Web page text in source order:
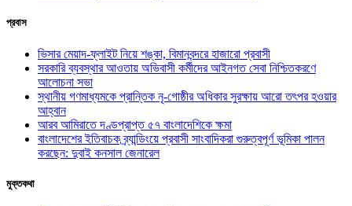
প্রবাস
ভিসার মেয়াদ-ফ্লাইট নিয়ে শঙ্কা, বিমানবন্দরে হাজারো প্রবাসী
সরকারি ব্যবস্থার আওতায় অভিবাসী কর্মীদের আইনগত সেবা নিশ্চিতকরণে
আলোচনা সভা
স্থানীয় গণমাধ্যমকে প্রান্তিক নৃ-গোষ্ঠীর অধিকার সুরক্ষায় আরো তৎপর হওয়ার
আহ্বান
আরব আমিরাতে দণ্ডপ্রাপ্ত ৫৭ বাংলাদেশিকে ক্ষমা
বাংলাদেশের ইতিবাচক ব্র্যান্ডিংয়ে প্রবাসী সাংবাদিকরা গুরুত্বপূর্ণ ভূমিকা পালন
করছেন: দুবাই কনসাল জেনারেল
মুক্তকথা